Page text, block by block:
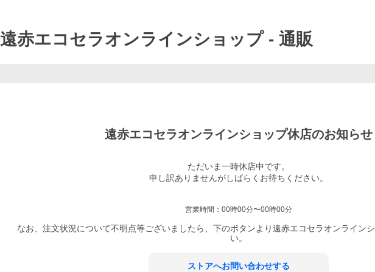
遠赤エコセラオンラインショップ- 通販
遠赤エコセラオンラインショップ休店のお知らせ
ただいま一時休店中です。
申し訳ありませんがしばらくお待ちください。
営業時間： 00時00分〜00時00分
なお、注文状況について不明点等ございましたら、下のボタンより遠赤エコセラオンライン
い。
ストアへお問い合わせする